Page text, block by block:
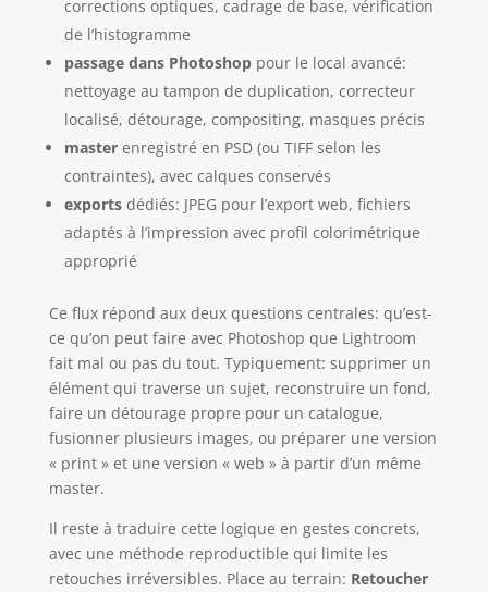
corrections optiques, cadrage de base, vérification
de l’histogramme
passage dans Photoshoppour le local avancé:
nettoyage au tampon de duplication, correcteur
localisé, détourage, compositing, masques précis
masterenregistré en PSD (ou TIFF selon les
contraintes), avec calques conservés
exportsdédiés: JPEG pour l’export web, fichiers
adaptés à l’impression avec profil colorimétrique
approprié
Ce flux répond aux deux questions centrales: qu’est-
ce qu’on peut faire avec Photoshop que Lightroom
fait mal ou pas du tout. Typiquement: supprimer un
élément qui traverse un sujet, reconstruire un fond,
faire un détourage propre pour un catalogue,
fusionner plusieurs images, ou préparer une version
« print » et une version « web » à partir d’un même
master.
Il reste à traduire cette logique en gestes concrets,
avec une méthode reproductible qui limite les
retouches irréversibles. Place au terrain: Retoucher